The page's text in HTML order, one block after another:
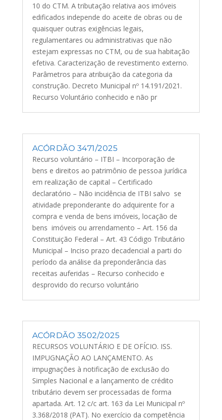
10 do CTM. A tributação relativa aos imóveis
edificados independe do aceite de obras ou de
quaisquer outras exigências legais,
regulamentares ou administrativas que não
estejam expressas no CTM, ou de sua habitação
efetiva. Caracterização de revestimento externo.
Parâmetros para atribuição da categoria da
construção. Decreto Municipal nº 14.191/2021.
Recurso Voluntário conhecido e não pr
ACÓRDÃO 3471/2025
Recurso voluntário – ITBI – Incorporação de
bens e direitos ao patrimônio de pessoa jurídica
em realização de capital – Certificado
declaratório – Não incidência de ITBI salvo se
atividade preponderante do adquirente for a
compra e venda de bens imóveis, locação de
bens imóveis ou arrendamento – Art. 156 da
Constituição Federal – Art. 43 Código Tributário
Municipal – Inciso prazo decadencial a parti do
período da análise da preponderância das
receitas auferidas – Recurso conhecido e
desprovido do recurso voluntário
ACÓRDÃO 3502/2025
RECURSOS VOLUNTÁRIO E DE OFÍCIO. ISS.
IMPUGNAÇÃO AO LANÇAMENTO. As
impugnações à notificação de exclusão do
Simples Nacional e a lançamento de crédito
tributário devem ser processadas de forma
apartada. Art. 12 c/c art. 163 da Lei Municipal nº
3.368/2018 (PAT). No exercício da competência